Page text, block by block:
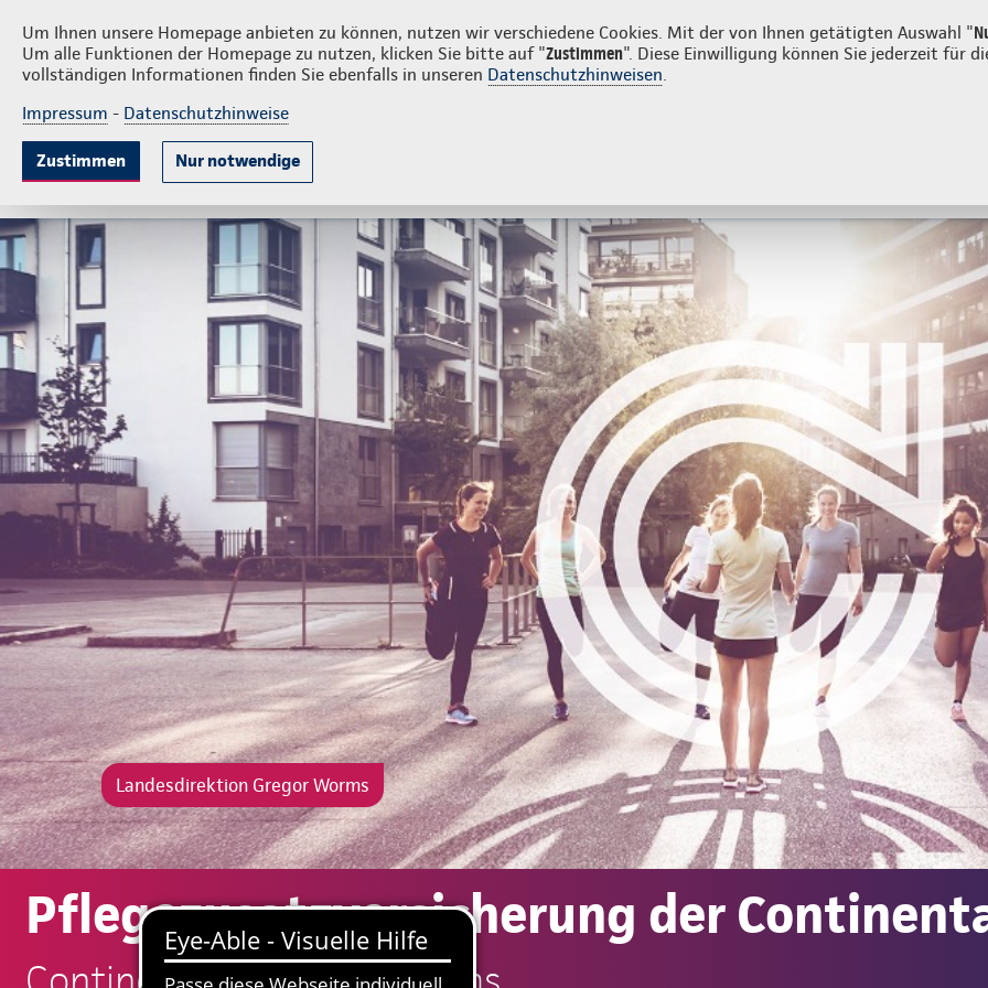
Um Ihnen unsere Homepage anbieten zu können, nutzen wir verschiedene Cookies. Mit der von Ihnen getätigten Auswahl "
Um alle Funktionen der Homepage zu nutzen, klicken Sie bitte auf "Zustimmen". Diese Einwilligung können Sie jederzeit für
vollständigen Informationen finden Sie ebenfalls in unseren Datenschutzhinweisen.
Impressum - Datenschutzhinweise
Zustimmen Nur notwendige
Gregor Worms Privatkunden Firmenkunden
KrankenversicherungLebensversicherung
Landesdirektion Gregor Worms
Pflegezusatzversicherung der